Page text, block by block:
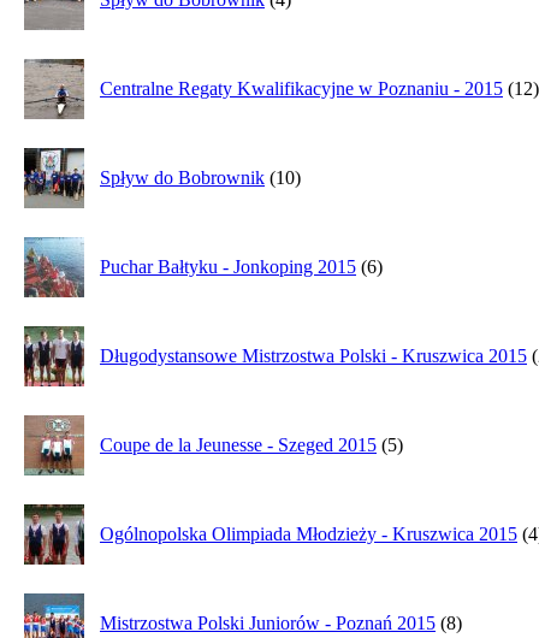
Centralne Regaty Kwalifikacyjne w Poznaniu - 2015 (12)
Spływ do Bobrownik (10)
Puchar Bałtyku - Jonkoping 2015 (6)
Długodystansowe Mistrzostwa Polski - Kruszwica 2015
Coupe de la Jeunesse - Szeged 2015 (5)
Ogólnopolska Olimpiada Młodzieży - Kruszwica 2015
Mistrzostwa Polski Juniorów - Poznań 2015 (8)